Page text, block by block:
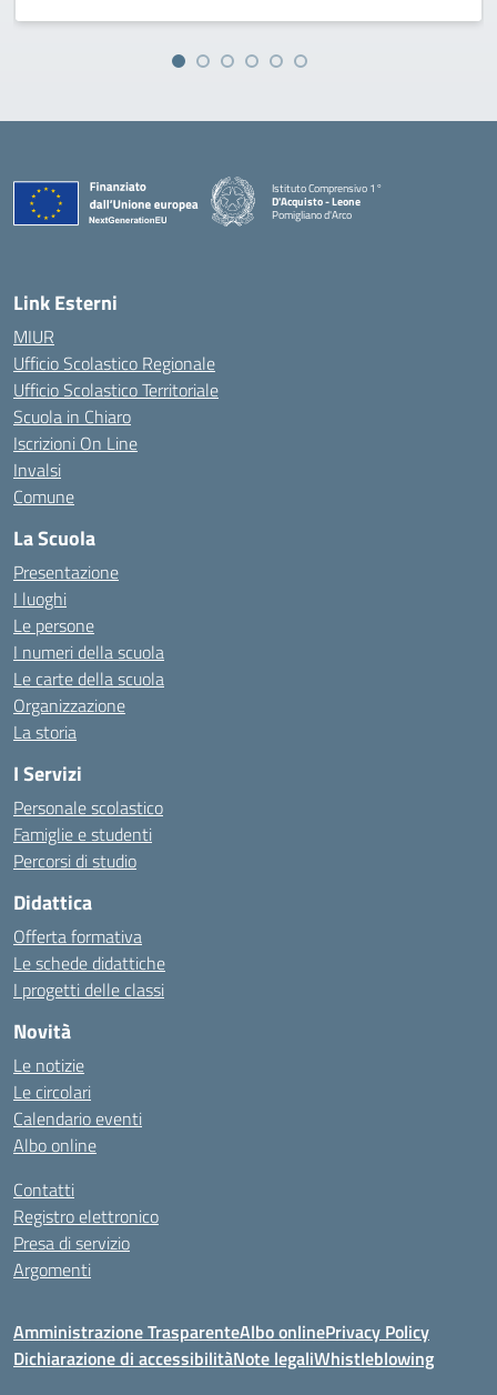
Istituto Comprensivo 1°
D'Acquisto - Leone
Pomigliano d'Arco
— Visita la pagina iniziale della scuola
Link Esterni
MIUR
Ufficio Scolastico Regionale
Ufficio Scolastico Territoriale
Scuola in Chiaro
Iscrizioni On Line
Invalsi
Comune
La Scuola
Presentazione
I luoghi
Le persone
I numeri della scuola
Le carte della scuola
Organizzazione
La storia
I Servizi
Personale scolastico
Famiglie e studenti
Percorsi di studio
Didattica
Offerta formativa
Le schede didattiche
I progetti delle classi
Novità
Le notizie
Le circolari
Calendario eventi
Albo online
Contatti
Registro elettronico
Presa di servizio
Argomenti
Amministrazione TrasparenteAlbo onlinePrivacy Policy
Dichiarazione di accessibilitàNote legaliWhistleblowing